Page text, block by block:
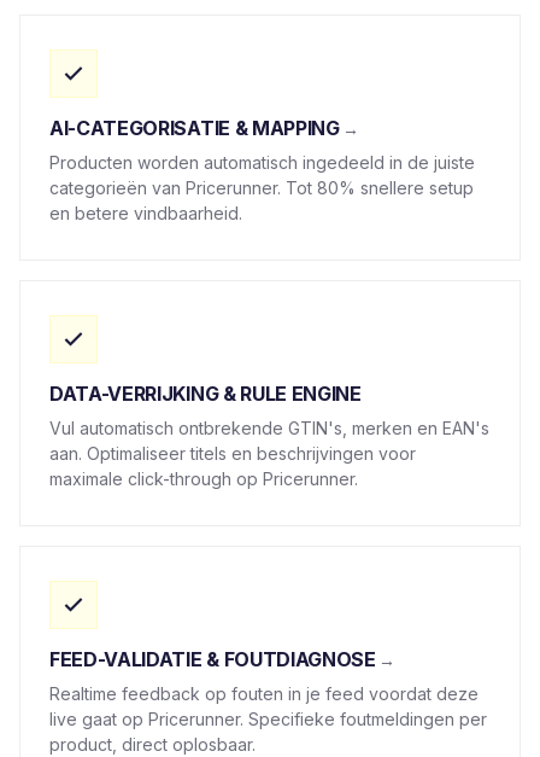
AI-CATEGORISATIE & MAPPING
Producten worden automatisch ingedeeld in de juiste
categorieën van Pricerunner. Tot 80% snellere setup
en betere vindbaarheid.
DATA-VERRIJKING & RULE ENGINE
Vul automatisch ontbrekende GTIN's, merken en EAN's
aan. Optimaliseer titels en beschrijvingen voor
maximale click-through op Pricerunner.
FEED-VALIDATIE & FOUTDIAGNOSE
Realtime feedback op fouten in je feed voordat deze
live gaat op Pricerunner. Specifieke foutmeldingen per
product, direct oplosbaar.